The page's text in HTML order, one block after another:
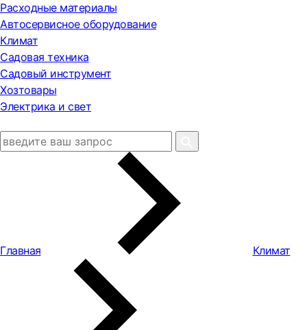
Расходные материалы
Автосервисное оборудование
Климат
Садовая техника
Садовый инструмент
Хозтовары
Электрика и свет
Главная Климат